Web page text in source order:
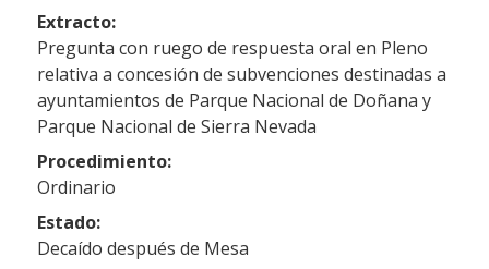
Extracto:
Pregunta con ruego de respuesta oral en Pleno
relativa a concesión de subvenciones destinadas a
ayuntamientos de Parque Nacional de Doñana y
Parque Nacional de Sierra Nevada
Procedimiento:
Ordinario
Estado:
Decaído después de Mesa